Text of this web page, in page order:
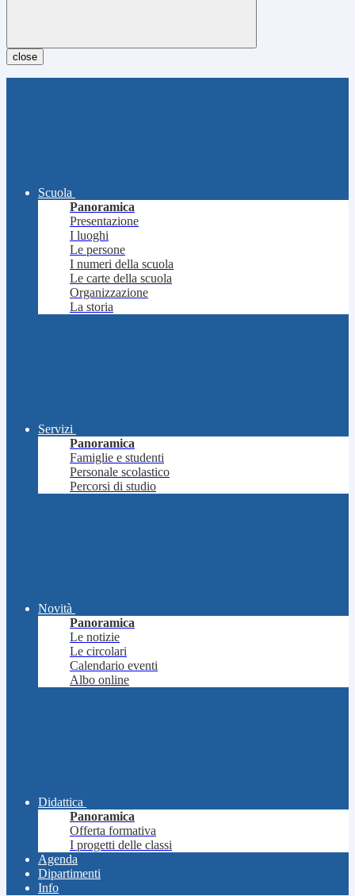
close
Scuola
Panoramica
Presentazione
I luoghi
Le persone
I numeri della scuola
Le carte della scuola
Organizzazione
La storia
Servizi
Panoramica
Famiglie e studenti
Personale scolastico
Percorsi di studio
Novità
Panoramica
Le notizie
Le circolari
Calendario eventi
Albo online
Didattica
Panoramica
Offerta formativa
I progetti delle classi
Agenda
Dipartimenti
Info